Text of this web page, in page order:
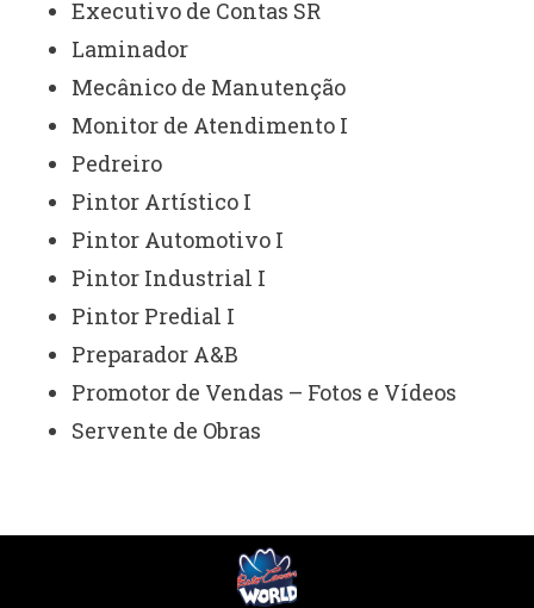
Executivo de Contas SR
Laminador
Mecânico de Manutenção
Monitor de Atendimento I
Pedreiro
Pintor Artístico I
Pintor Automotivo I
Pintor Industrial I
Pintor Predial I
Preparador A&B
Promotor de Vendas – Fotos e Vídeos
Servente de Obras